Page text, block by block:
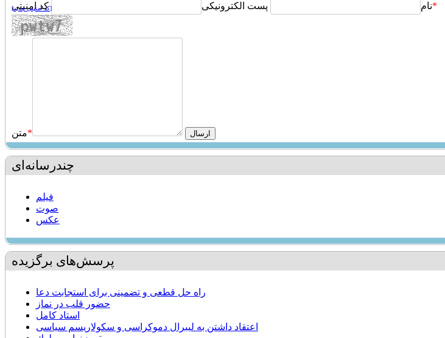
نام پست الکترونیکی کد امنیتی * [کد امنیتی جدید]
متن*
چندرسانه‌ای
فیلم
صوت
عکس
پرسش‌های برگزیده
راه حل قطعی و تضمینی برای استجابت دعا
حضور قلب در نماز
استاد كامل
اعتقاد داشتن به لیبرال دموکراسی و سکولاریسم سیاسی